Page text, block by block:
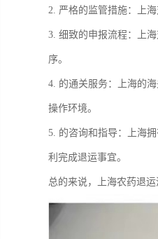
2. 严格的监管措施：上
3. 细致的申报流程：上
序。
4. 的通关服务：上海的
操作环境。
5. 的咨询和指导：上海
利完成退运事宜。
总的来说，上海农药退